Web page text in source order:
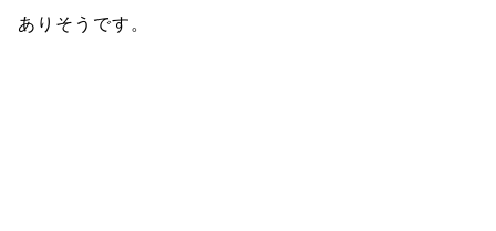
ありそうです。